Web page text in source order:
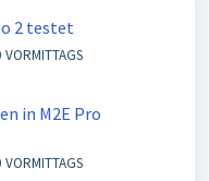
2 testet
in M2E Pro